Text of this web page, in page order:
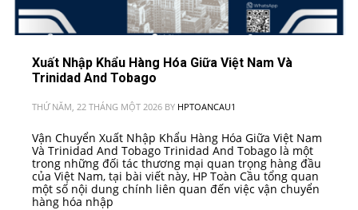
Xuất Nhập Khẩu Hàng Hóa Giữa Việt Nam Và
Trinidad And Tobago
THỨ NĂM, 22 THÁNG MỘT 2026 BY HPTOANCAU1
Vận Chuyển Xuất Nhập Khẩu Hàng Hóa Giữa Việt Nam
Và Trinidad And Tobago Trinidad And Tobago là một
trong những đối tác thương mại quan trọng hàng đầu
của Việt Nam, tại bài viết này, HP Toàn Cầu tổng quan
một số nội dung chính liên quan đến việc vận chuyển
hàng hóa nhập